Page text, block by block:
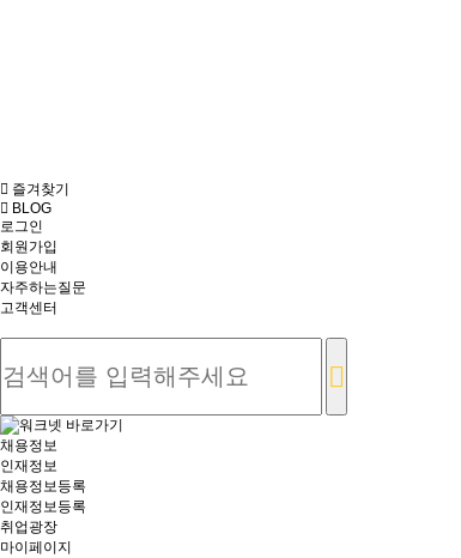
즐겨찾기
BLOG
로그인
회원가입
이용안내
자주하는질문
고객센터
채용정보
인재정보
채용정보등록
인재정보등록
취업광장
마이페이지